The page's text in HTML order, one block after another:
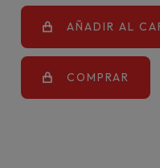
AÑADIR AL
COMPRAR